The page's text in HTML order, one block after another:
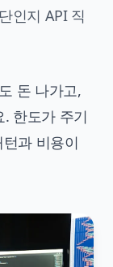
인지 API 직
돈 나가고,
한도가 주기
과 비용이